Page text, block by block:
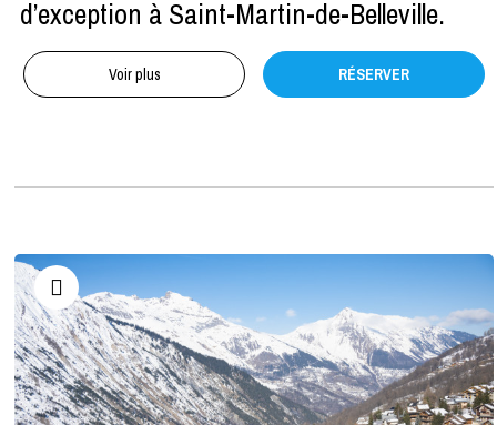
d’exception à Saint-Martin-de-Belleville.
Voir plus RÉSERVER